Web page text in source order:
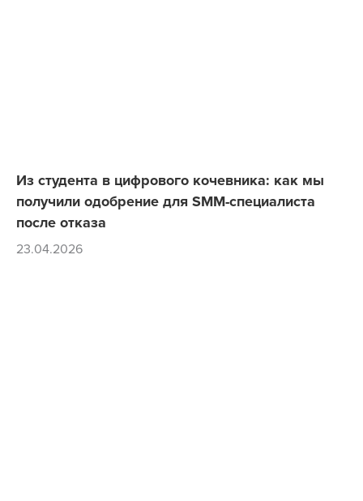
Из студента в цифрового кочевника: как мы
получили одобрение для SMM-специалиста
после отказа
23.04.2026